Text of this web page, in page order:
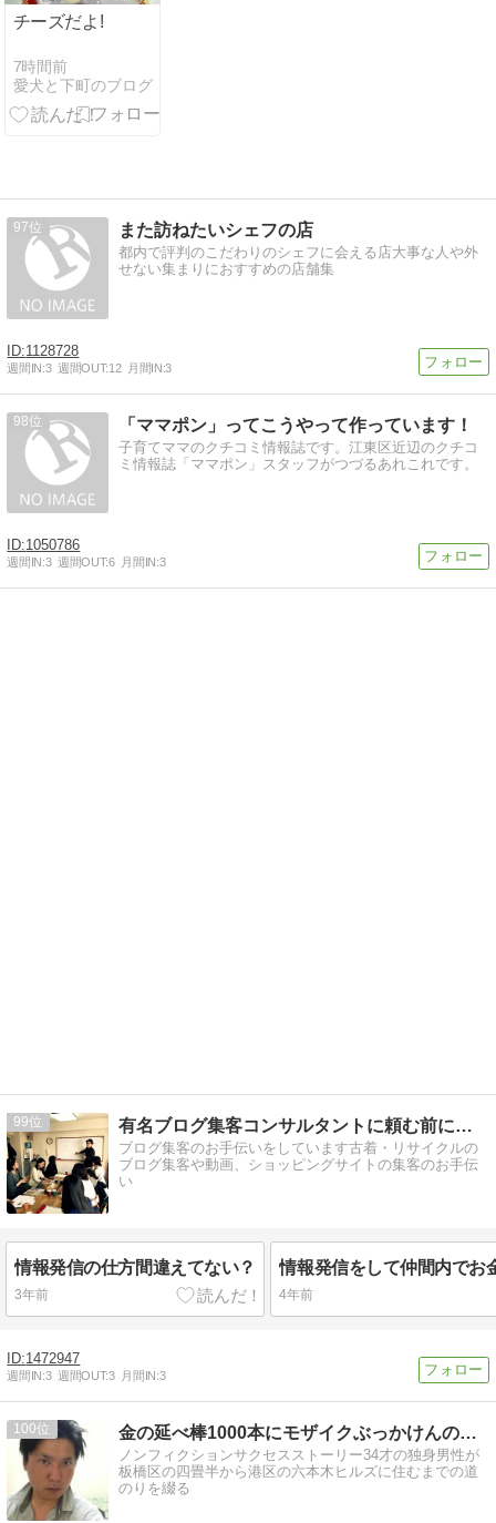
チーズだよ!
7時間前
愛犬と下町のブログ
97 また訪ねたいシェフの店
都内で評判のこだわりのシェフに会える店大事な人や外
せない集まりにおすすめの店舗集
1128728
週間IN:3 週間OUT:12 月間IN:3
98 「ママポン」ってこうやって作っています！
子育てママのクチコミ情報誌です。江東区近辺のクチコ
ミ情報誌「ママポン」スタッフがつづるあれこれです。
1050786
週間IN:3 週間OUT:6 月間IN:3
99 有名ブログ集客コンサルタントに頼む前に読んでください。
ブログ集客のお手伝いをしています古着・リサイクルの
ブログ集客や動画、ショッピングサイトの集客のお手伝
い
情報発信の仕方間違えてない？
3年前 4年前
1472947
週間IN:3 週間OUT:3 月間IN:3
100 金の延べ棒1000本にモザイクぶっかけんのかよ!
ノンフィクションサクセスストーリー34才の独身男性が
板橋区の四畳半から港区の六本木ヒルズに住むまでの道
のりを綴る